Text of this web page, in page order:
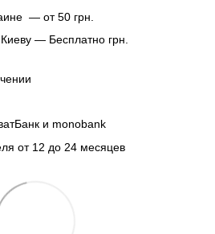
— от 50 грн.
— Бесплатно грн.
и monobank
от 12 до 24 месяцев